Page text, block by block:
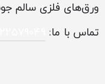
ورق‌های فلزی سالم
تماس با ما: